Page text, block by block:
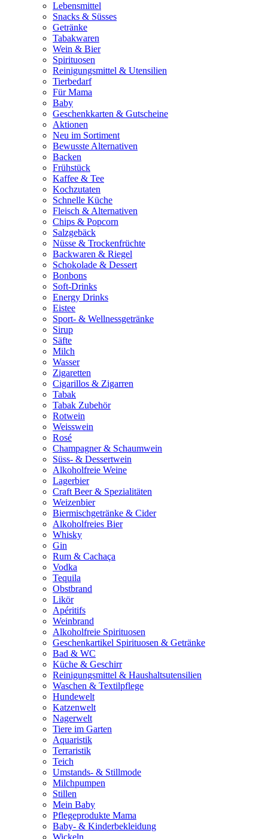
Lebensmittel
Snacks & Süsses
Getränke
Tabakwaren
Wein & Bier
Spirituosen
Reinigungsmittel & Utensilien
Tierbedarf
Für Mama
Baby
Geschenkkarten & Gutscheine
Aktionen
Neu im Sortiment
Bewusste Alternativen
Backen
Frühstück
Kaffee & Tee
Kochzutaten
Schnelle Küche
Fleisch & Alternativen
Chips & Popcorn
Salzgebäck
Nüsse & Trockenfrüchte
Backwaren & Riegel
Schokolade & Dessert
Bonbons
Soft-Drinks
Energy Drinks
Eistee
Sport- & Wellnessgetränke
Sirup
Säfte
Milch
Wasser
Zigaretten
Cigarillos & Zigarren
Tabak
Tabak Zubehör
Rotwein
Weisswein
Rosé
Champagner & Schaumwein
Süss- & Dessertwein
Alkoholfreie Weine
Lagerbier
Craft Beer & Spezialitäten
Weizenbier
Biermischgetränke & Cider
Alkoholfreies Bier
Whisky
Gin
Rum & Cachaça
Vodka
Tequila
Obstbrand
Likör
Apéritifs
Weinbrand
Alkoholfreie Spirituosen
Geschenkartikel Spirituosen & Getränke
Bad & WC
Küche & Geschirr
Reinigungsmittel & Haushaltsutensilien
Waschen & Textilpflege
Hundewelt
Katzenwelt
Nagerwelt
Tiere im Garten
Aquaristik
Terraristik
Teich
Umstands- & Stillmode
Milchpumpen
Stillen
Mein Baby
Pflegeprodukte Mama
Baby- & Kinderbekleidung
Wickeln